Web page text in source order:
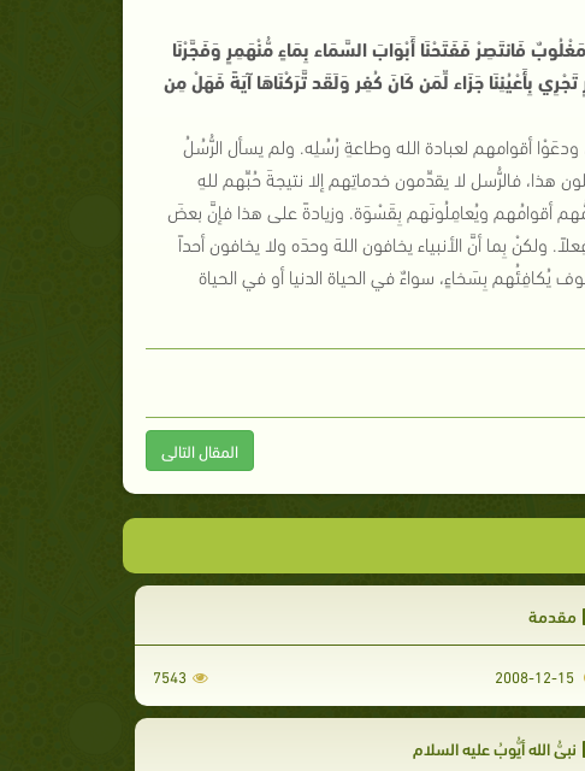
فَانتَصِرْ فَفَتَحْنَا أَبْوَابَ السَّمَاء بِمَاءٍ مُّنْهَمِرٍ وَفَجَّرْنَا
تَجْرِي بِأَعْيُنِنَا جَزَاء لِّمَن كَانَ كُفِر وَلَقَد تَّرَكْنَاهَا آيَةً فَهَلْ مِن
ودعَوْا أقوامهم لعبادة الله وطاعةِ رُسُلِه. ولم يسأل الرُّسُلُ
هذا، فالرُّسل لا يقدِّمون خدماتِهم إلا نتيجةَ حُبِّهم للهِ
أقوامُهم ويُعامِلُونَهم بِقَسْوَة. وزيادةً على هذا فإنَّ بعضَ
ولكنْ بِما أنَّ الأنبياء يخافون اللهَ وحدَه ولا يخافون أحداً
يُكافِئُهم بِسَخاءٍ، سواءٌ في الحياة الدنيا أو في الحياة
المقال التالى
مقدمة
2008-12-15
7543
نبيُّ الله أيُّوبُ عليه السلام